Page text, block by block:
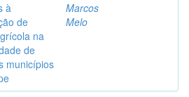
à
de
na
de
municípios
Marcos
Melo